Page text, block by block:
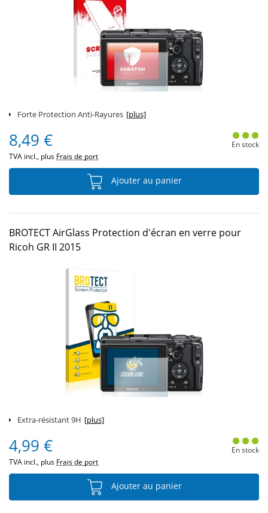
Forte Protection Anti-Rayures [plus]
8,49 €
TVA incl., plus Frais de port
En stock
Ajouter au panier
BROTECT AirGlass Protection d'écran en verre pour
Ricoh GR II 2015
Extra-résistant 9H [plus]
4,99 €
TVA incl., plus Frais de port
En stock
Ajouter au panier